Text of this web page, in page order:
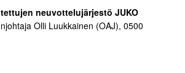
neuvottelujärjestö JUKO
Olli Luukkainen (OAJ), 0500